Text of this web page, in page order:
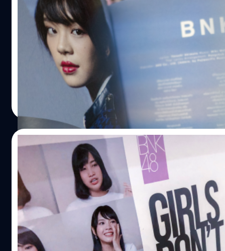
แกะกล่อง BNK48 1st Album RIVER
หลังจากที่ประกาศ Pre-order ไปเมื่อวันที่ 31 พ.ค. 2561 โดย
ถึง วันอังคารที่ 3 ก.ค. เวลา 12:00 น. วันนี้ 4 ส.ค. 2561 ได้รั
ตามภาพห่อถุงกันกระแทกมา กล่องเหล็กขึ้นรูปดูดี ชั้นแรกเป็
2. Aitakatta อยากจะได้พบเธอ (Story Version) 3.
Shonichi The Stories 5. Shonichi…
Meechok Dechpokasup| 2926 days ago
03/08/2018
ส่องข้อความบนโปสเตอร์ BNK48 : Girl
เห็นโปสเตอร์แรกจากเพจ BNK48 เมื่อวันที่ 30 ก.ค. 2561 ก็
2561 เดินทางไปทำงาน เจอโปสเตอร์ BNK48 : Girl Don't
แตกต่างกันไป บ้างร้องไห้ บ้างปาดน้ำตา บ้างยิ้ม หลายอาร
โปสเตอร์เอง ก็ชวนให้คิด เช่นคำว่า "น้ำตาวัยรุ่นมีหลายควา
และน้ำตาแห่งความปลื้มปิติ ยืนอ่านอยู่สักพักก็เก็บภาพมาฝา
Cry น้ำตาวัยรุ่นมีหลายความหมาย BNK48 OFFICE SALMON
Meechok Dechpokasup | 2927 days ago